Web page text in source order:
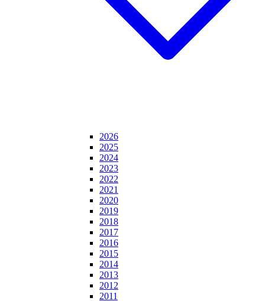
2026
2025
2024
2023
2022
2021
2020
2019
2018
2017
2016
2015
2014
2013
2012
2011